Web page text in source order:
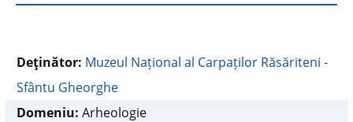
Deţinător: Muzeul Național al Carpaților Răsăriteni -
Sfântu Gheorghe
Domeniu: Arheologie